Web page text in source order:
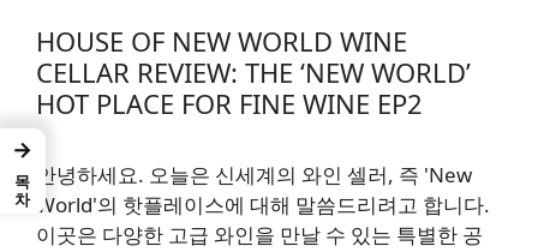
HOUSE OF NEW WORLD WINE
CELLAR REVIEW: THE ‘NEW WORLD’
HOT PLACE FOR FINE WINE EP2
안녕하세요. 오늘은 신세계의 와인 셀러, 즉 'New
World'의 핫플레이스에 대해 말씀드리려고 합니다.
이곳은 다양한 고급 와인을 만날 수 있는 특별한 공
→
목차